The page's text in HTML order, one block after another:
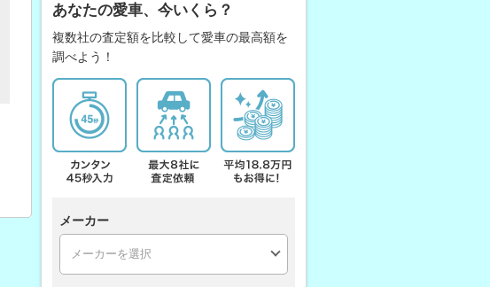
あなたの愛車、今いくら？
複数社の査定額を比較して愛車の最高額を
調べよう！
メーカー